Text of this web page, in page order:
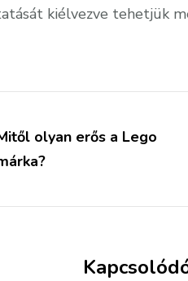
kiélvezve tehetjük
olyan erős a Lego